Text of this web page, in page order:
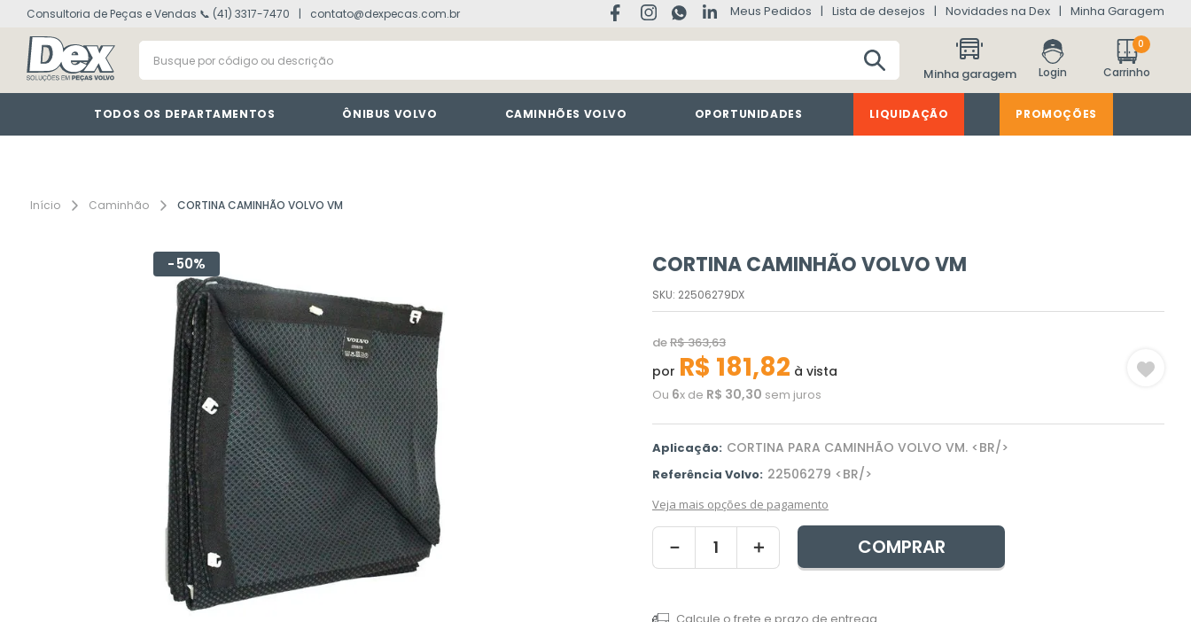
Consultoria de Peças e Vendas 📞 (41) 3317-7470 contato@dexpecas.com.br Meus Pedidos Lista de desejos Novidades na Dex Minha Garagem
Busque por código ou descrição
Minha garagem
0
TODOS OS DEPARTAMENTOS ÔNIBUS VOLVO CAMINHÕES VOLVO OPORTUNIDADES LIQUIDAÇÃO PROMOÇÕES
Caminhão CORTINA CAMINHÃO VOLVO VM
50% CORTINA CAMINHÃO VOLVO VM
SKU: 22506279DX
deR$363,63
por R$ 181,82 à vista
Ou 6x de R$ 30,30 sem juros
Aplicação: CORTINA PARA CAMINHÃO VOLVO VM. <BR/>
Referência Volvo: 22506279 <BR/>
Veja mais opções de pagamento
＋
－ COMPRAR
1º volvo fh
3º vm
4º farol
5º lanterna
7 defletor
º cabine
º motor